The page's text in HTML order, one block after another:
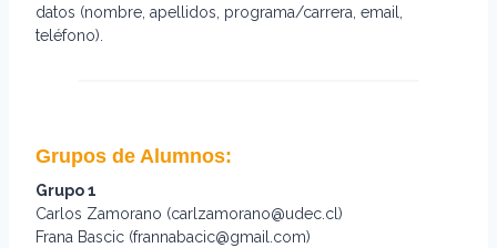
datos (nombre, apellidos, programa/carrera, email,
teléfono).
Grupos de Alumnos:
Grupo 1
Carlos Zamorano (carlzamorano@udec.cl)
Frana Bascic (frannabacic@gmail.com)